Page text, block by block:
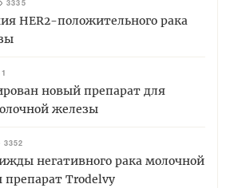
3335
HER2-положительного рака
новый препарат для
железы
3352
негативного рака молочной
препарат Trodelvy